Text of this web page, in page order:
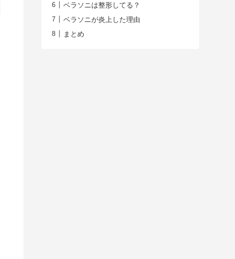
ベラソニは整形してる？
ベラソニが炎上した理由
まとめ